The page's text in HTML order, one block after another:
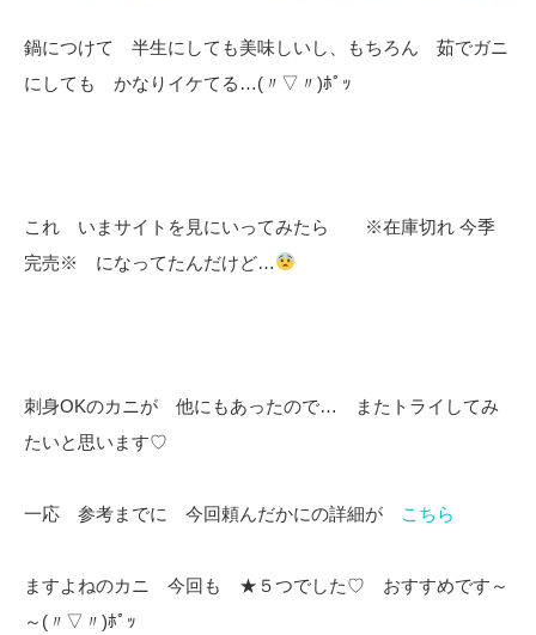
鍋につけて 半生にしても美味しいし、もちろん 茹でガニ
にしても かなりイケてる…(〃▽〃)ﾎﾟｯ
これ いまサイトを見にいってみたら ※在庫切れ 今季
完売※ になってたんだけど…
刺身OKのカニが 他にもあったので… またトライしてみ
たいと思います♡
一応 参考までに 今回頼んだかにの詳細が こちら
ますよねのカニ 今回も ★５つでした♡ おすすめです～
～(〃▽〃)ﾎﾟｯ